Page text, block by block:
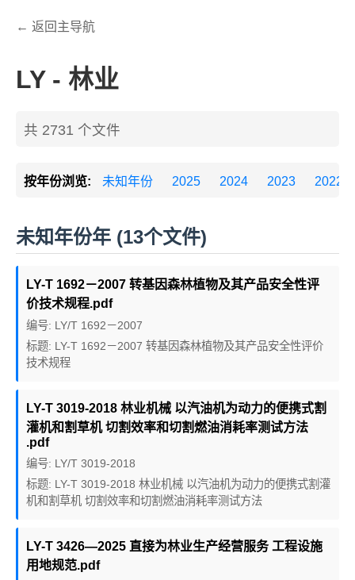
← 返回主导航
LY - 林业
共 2731 个文件
按年份浏览: 未知年份 2025 2024 2023 2022
未知年份年 (13个文件)
LY-T 1692－2007 转基因森林植物及其产品安全性评
价技术规程.pdf
编号: LY/T 1692－2007
标题: LY-T 1692－2007 转基因森林植物及其产品安全性评价
技术规程
LY-T 3019-2018 林业机械 以汽油机为动力的便携式割
灌机和割草机 切割效率和切割燃油消耗率测试方法
.pdf
编号: LY/T 3019-2018
标题: LY-T 3019-2018 林业机械 以汽油机为动力的便携式割灌
机和割草机 切割效率和切割燃油消耗率测试方法
LY-T 3426—2025 直接为林业生产经营服务 工程设施
用地规范.pdf